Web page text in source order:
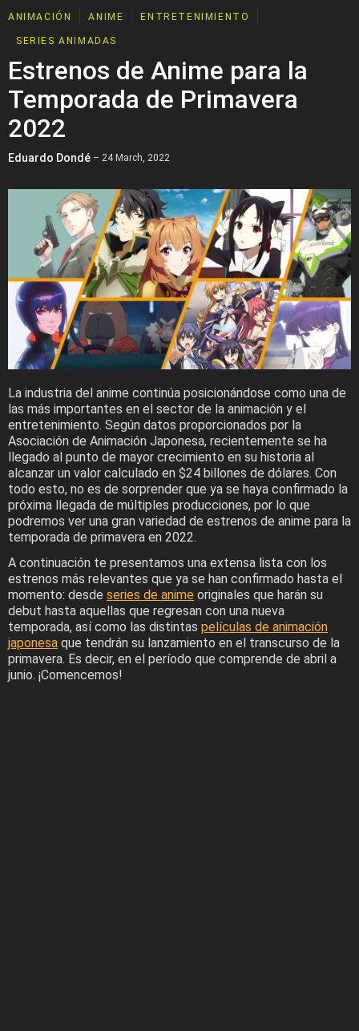
ANIMACIÓN ANIME ENTRETENIMIENTO
SERIES ANIMADAS
Estrenos de Anime para la
Temporada de Primavera
2022
Eduardo Dondé – 24 March, 2022
La industria del anime continúa posicionándose como una de
las más importantes en el sector de la animación y el
entretenimiento. Según datos proporcionados por la
Asociación de Animación Japonesa, recientemente se ha
llegado al punto de mayor crecimiento en su historia al
alcanzar un valor calculado en $24 billones de dólares. Con
todo esto, no es de sorprender que ya se haya confirmado la
próxima llegada de múltiples producciones, por lo que
podremos ver una gran variedad de estrenos de anime para la
temporada de primavera en 2022.
A continuación te presentamos una extensa lista con los
estrenos más relevantes que ya se han confirmado hasta el
momento: desde series de anime originales que harán su
debut hasta aquellas que regresan con una nueva
temporada, así como las distintas películas de animación
japonesa que tendrán su lanzamiento en el transcurso de la
primavera. Es decir, en el período que comprende de abril a
junio. ¡Comencemos!